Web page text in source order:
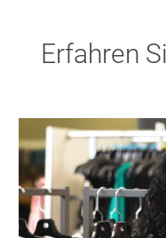
Erfahren